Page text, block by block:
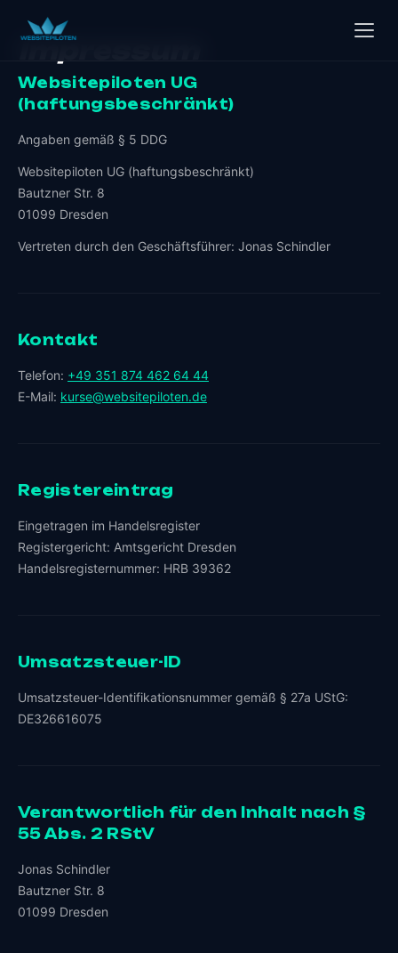
Impressum
Websitepiloten UG
(haftungsbeschränkt)
Angaben gemäß § 5 DDG
Websitepiloten UG (haftungsbeschränkt)
Bautzner Str. 8
01099 Dresden
Vertreten durch den Geschäftsführer: Jonas Schindler
Kontakt
Telefon: +49 351 874 462 64 44
E-Mail: kurse@websitepiloten.de
Registereintrag
Eingetragen im Handelsregister
Registergericht: Amtsgericht Dresden
Handelsregisternummer: HRB 39362
Umsatzsteuer-ID
Umsatzsteuer-Identifikationsnummer gemäß § 27a UStG:
DE326616075
Verantwortlich für den Inhalt nach §
55 Abs. 2 RStV
Jonas Schindler
Bautzner Str. 8
01099 Dresden